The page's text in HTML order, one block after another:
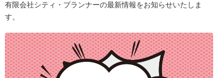
有限会社シティ・プランナーの最新情報をお知らせいたしま
す。